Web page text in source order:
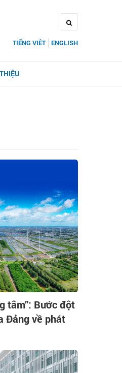
TIẾNG VIỆT ENGLISH
tâm”: Bước đột
Đảng về phát